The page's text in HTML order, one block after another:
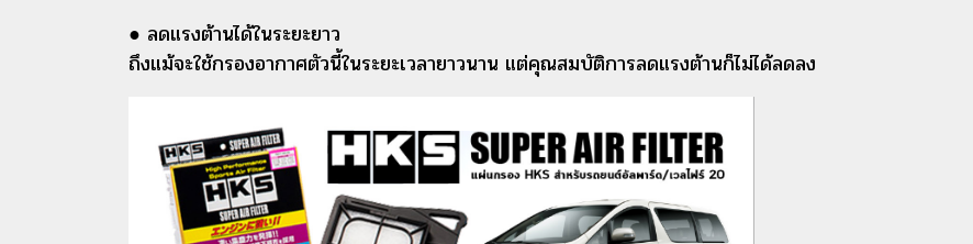
● ลดแรงต้านได้ในระยะยาว
ถึงแม้จะใช้กรองอากาศตัวนี้ในระยะเวลายาวนาน แต่คุณสมบัติการลดแรงต้านก็ไม่ได้ลดลง